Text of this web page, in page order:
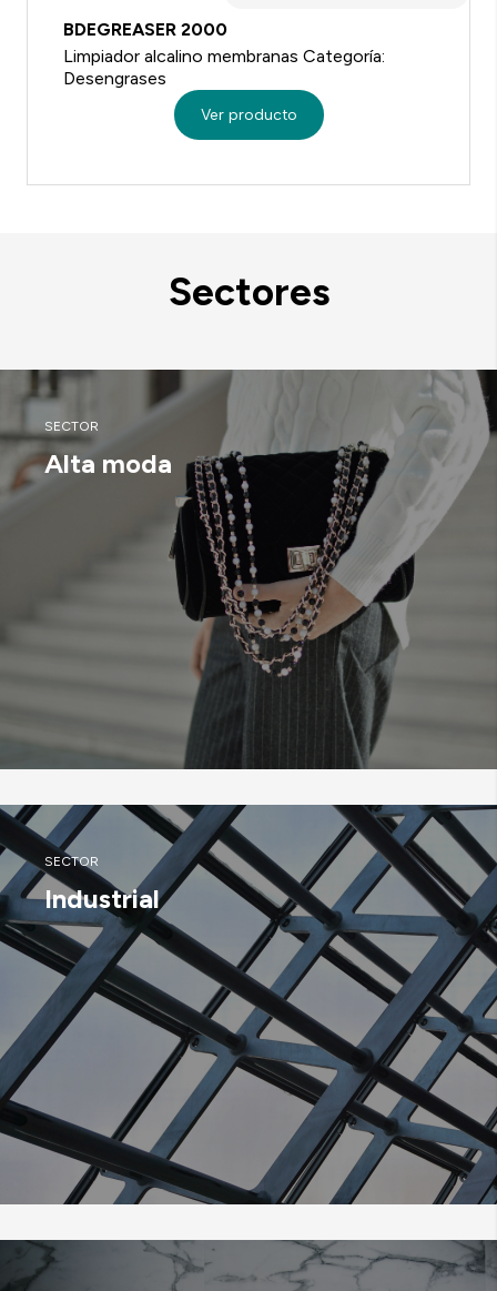
BDEGREASER 2000
Limpiador alcalino membranas Categoría:
Desengrases
Ver producto
Sectores
SECTOR
Alta moda
SECTOR
Industrial